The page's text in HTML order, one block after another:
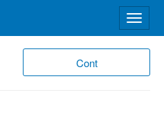
Cont
meniu